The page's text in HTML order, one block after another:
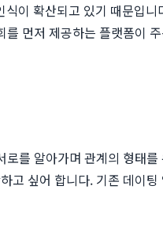
이 확산되고 있기 때문입니
먼저 제공하는 플랫폼이
를 알아가며 관계의 형태
고 싶어 합니다. 기존 데이